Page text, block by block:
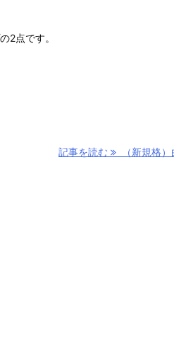
2点です。
記事を読む （新規格）